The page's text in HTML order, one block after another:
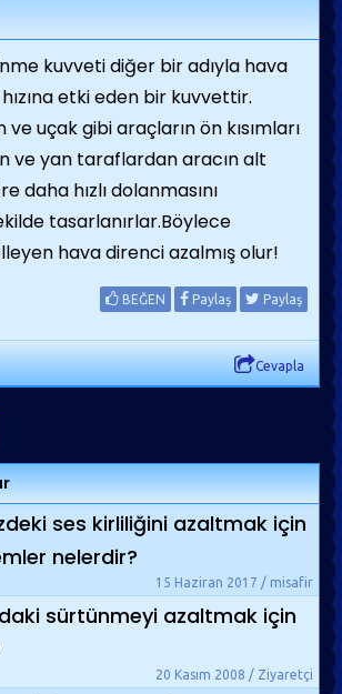
kuvveti diğer bir adıyla hava
etki eden bir kuvvettir.
uçak gibi araçların ön kısımları
ve yan taraflardan aracın alt
daha hızlı dolanmasını
tasarlanırlar.Böylece
hava direnci azalmış olur!
BEĞEN Paylaş Paylaş
Cevapla
ses kirliliğini azaltmak için
nelerdir?
15 Haziran 2017 / misafir
sürtünmeyi azaltmak için
20 Kasım 2008 / Ziyaretçi